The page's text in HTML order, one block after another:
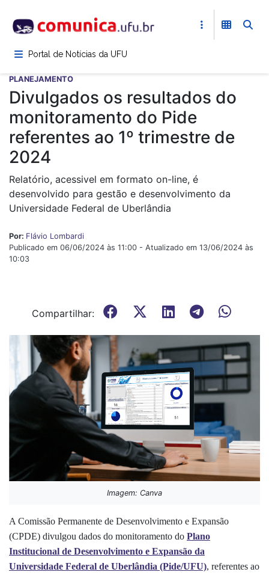
para
conteúdoPortal de Notícias da UFU
PLANEJAMENTO
Divulgados os resultados do
monitoramento do Pide
referentes ao 1º trimestre de
2024
Relatório, acessivel em formato on-line, é
desenvolvido para gestão e desenvolvimento da
Universidade Federal de Uberlândia
Por: Flávio Lombardi
Publicado em 06/06/2024 às 11:00 - Atualizado em 13/06/2024 às
10:03
Compartilhar:
Imagem: Canva
A Comissão Permanente de Desenvolvimento e Expansão
(CPDE) divulgou dados do monitoramento do Plano
Institucional de Desenvolvimento e Expansão da
Universidade Federal de Uberlândia (Pide/UFU), referentes ao